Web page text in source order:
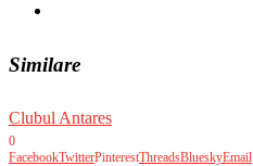
Similare
Clubul Antares
0
FacebookTwitterPinterestThreadsBlueskyEmail